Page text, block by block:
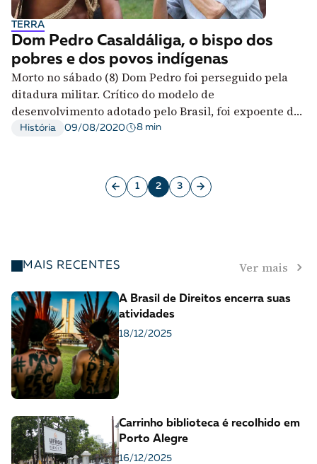
TERRA
Dom Pedro Casaldáliga, o bispo dos
pobres e dos povos indígenas
Morto no sábado (8) Dom Pedro foi perseguido pela
ditadura militar. Crítico do modelo de
desenvolvimento adotado pelo Brasil, foi expoente da
teologia da libertação
História 09/08/2020 8 min
MAIS RECENTES Ver mais
A Brasil de Direitos encerra suas
atividades
18/12/2025
Carrinho biblioteca é recolhido em
Porto Alegre
16/12/2025
1 2 3